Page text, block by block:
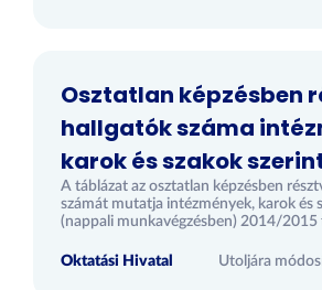
Osztatlan képzésben
hallgatók száma
karok és szakok
A táblázat az osztatlan képzésben
számát mutatja intézmények, karok és
(nappali munkavégzésben) 2014/2015
Oktatási Hivatal Utoljára